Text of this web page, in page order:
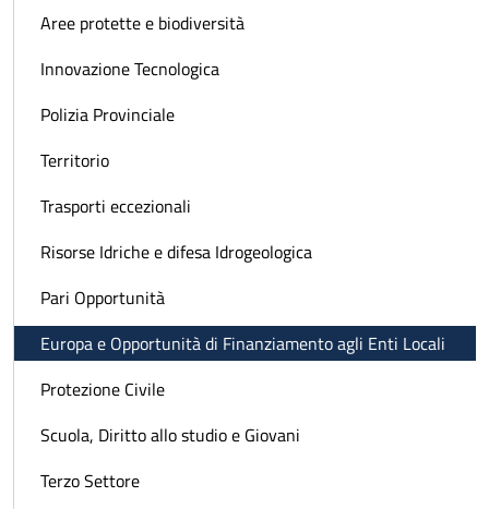
Aree protette e biodiversità
Innovazione Tecnologica
Polizia Provinciale
Territorio
Trasporti eccezionali
Risorse Idriche e difesa Idrogeologica
Pari Opportunità
Europa e Opportunità di Finanziamento agli Enti Locali
Protezione Civile
Scuola, Diritto allo studio e Giovani
Terzo Settore